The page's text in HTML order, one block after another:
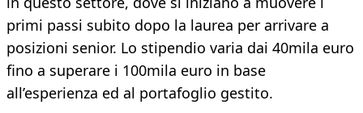
primi passi subito dopo la laurea per arrivare a
posizioni senior. Lo stipendio varia dai 40mila euro
fino a superare i 100mila euro in base
all’esperienza ed al portafoglio gestito.